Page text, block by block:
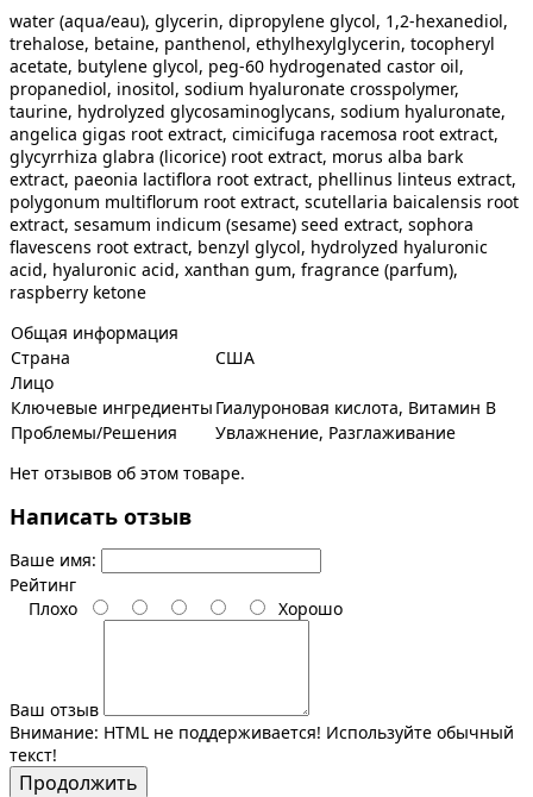
water (aqua/eau), glycerin, dipropylene glycol, 1,2-hexanediol,
trehalose, betaine, panthenol, ethylhexylglycerin, tocopheryl
acetate, butylene glycol, peg-60 hydrogenated castor oil,
propanediol, inositol, sodium hyaluronate crosspolymer,
taurine, hydrolyzed glycosaminoglycans, sodium hyaluronate,
angelica gigas root extract, cimicifuga racemosa root extract,
glycyrrhiza glabra (licorice) root extract, morus alba bark
extract, paeonia lactiflora root extract, phellinus linteus extract,
polygonum multiflorum root extract, scutellaria baicalensis root
extract, sesamum indicum (sesame) seed extract, sophora
flavescens root extract, benzyl glycol, hydrolyzed hyaluronic
acid, hyaluronic acid, xanthan gum, fragrance (parfum),
raspberry ketone
Общая информация
Страна
США
Лицо
Ключевые ингредиенты Гиалуроновая кислота, Витамин В
Проблемы/Решения
Увлажнение, Разглаживание
Нет отзывов об этом товаре.
Написать отзыв
Ваше имя:
Рейтинг
Плохо
Хорошо
Ваш отзыв
Внимание: HTML не поддерживается! Используйте обычный
текст!
Продолжить